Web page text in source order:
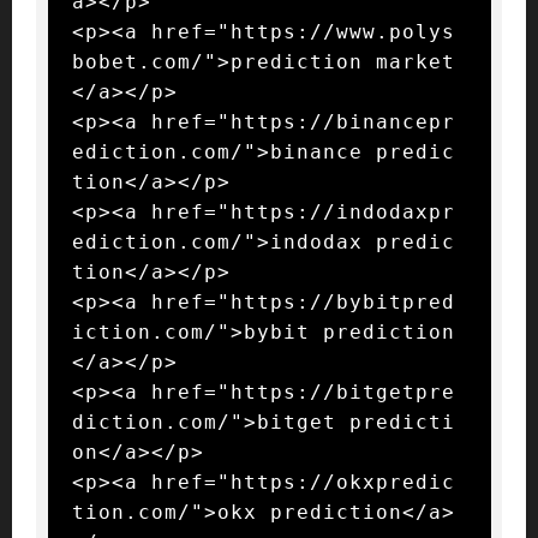
<p><a href="https://www.polys
bobet.com/">prediction market
</a></p>
<p><a href="https://binancepr
ediction.com/">binance predic
tion</a></p>
<p><a href="https://indodaxpr
ediction.com/">indodax predic
tion</a></p>
<p><a href="https://bybitpred
iction.com/">bybit prediction
</a></p>
<p><a href="https://bitgetpre
diction.com/">bitget predicti
on</a></p>
<p><a href="https://okxpredic
tion.com/">okx prediction</a>